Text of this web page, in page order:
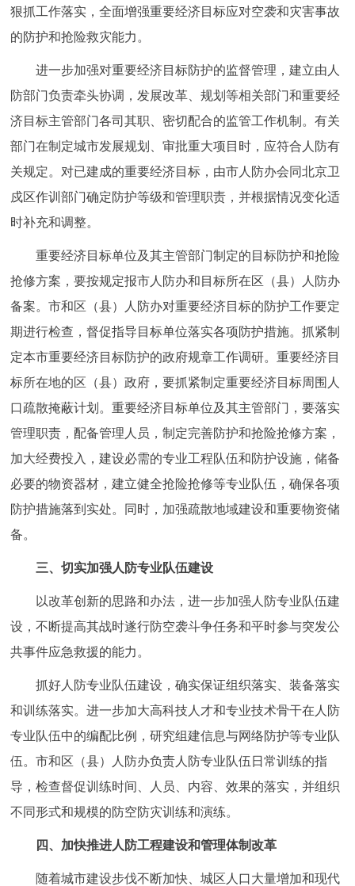
狠抓工作落实，全面增强重要经济目标应对空袭和灾害事故
的防护和抢险救灾能力。
进一步加强对重要经济目标防护的监督管理，建立由人
防部门负责牵头协调，发展改革、规划等相关部门和重要经
济目标主管部门各司其职、密切配合的监管工作机制。有关
部门在制定城市发展规划、审批重大项目时，应符合人防有
关规定。对已建成的重要经济目标，由市人防办会同北京卫
戍区作训部门确定防护等级和管理职责，并根据情况变化适
时补充和调整。
重要经济目标单位及其主管部门制定的目标防护和抢险
抢修方案，要按规定报市人防办和目标所在区（县）人防办
备案。市和区（县）人防办对重要经济目标的防护工作要定
期进行检查，督促指导目标单位落实各项防护措施。抓紧制
定本市重要经济目标防护的政府规章工作调研。重要经济目
标所在地的区（县）政府，要抓紧制定重要经济目标周围人
口疏散掩蔽计划。重要经济目标单位及其主管部门，要落实
管理职责，配备管理人员，制定完善防护和抢险抢修方案，
加大经费投入，建设必需的专业工程队伍和防护设施，储备
必要的物资器材，建立健全抢险抢修等专业队伍，确保各项
防护措施落到实处。同时，加强疏散地域建设和重要物资储
备。
三、切实加强人防专业队伍建设
以改革创新的思路和办法，进一步加强人防专业队伍建
设，不断提高其战时遂行防空袭斗争任务和平时参与突发公
共事件应急救援的能力。
抓好人防专业队伍建设，确实保证组织落实、装备落实
和训练落实。进一步加大高科技人才和专业技术骨干在人防
专业队伍中的编配比例，研究组建信息与网络防护等专业队
伍。市和区（县）人防办负责人防专业队伍日常训练的指
导，检查督促训练时间、人员、内容、效果的落实，并组织
不同形式和规模的防空防灾训练和演练。
四、加快推进人防工程建设和管理体制改革
随着城市建设步伐不断加快、城区人口大量增加和现代